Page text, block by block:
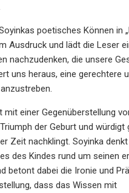
poetisches Können in
Ausdruck und lädt die Leser
nachzudenken, die unsere
uns heraus, eine gerechtere
mit einer Gegenüberstellung
der Geburt und würdigt
Zeit nachklingt. Soyinka
des Kindes rund um seinen
betont dabei die Ironie und
dass das Wissen mit